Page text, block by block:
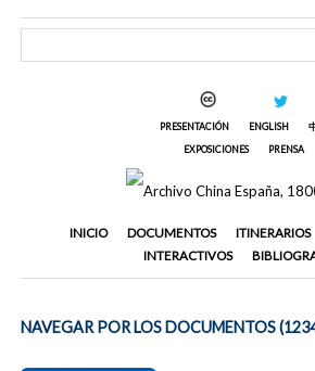
PRESENTACIÓN ENGLISH
EXPOSICIONES
PRENSA
INICIO DOCUMENTOS ITINERARIOS
INTERACTIVOS
NAVEGAR POR LOS DOCUMENTOS